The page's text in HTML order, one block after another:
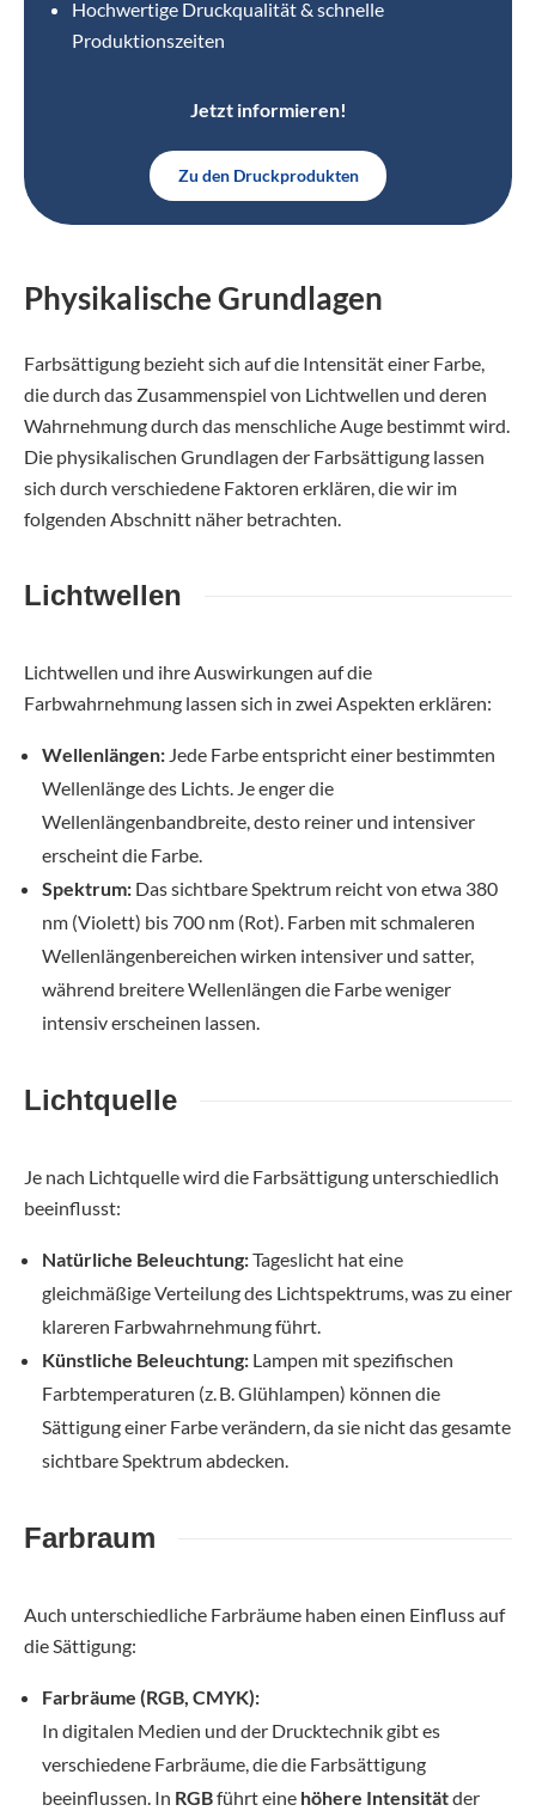
Hochwertige Druckqualität & schnelle
Produktionszeiten
Jetzt informieren!
Zu den Druckprodukten
Physikalische Grundlagen
Farbsättigung bezieht sich auf die Intensität einer Farbe,
die durch das Zusammenspiel von Lichtwellen und deren
Wahrnehmung durch das menschliche Auge bestimmt wird.
Die physikalischen Grundlagen der Farbsättigung lassen
sich durch verschiedene Faktoren erklären, die wir im
folgenden Abschnitt näher betrachten.
Lichtwellen
Lichtwellen und ihre Auswirkungen auf die
Farbwahrnehmung lassen sich in zwei Aspekten erklären:
Wellenlängen: Jede Farbe entspricht einer bestimmten
Wellenlänge des Lichts. Je enger die
Wellenlängenbandbreite, desto reiner und intensiver
erscheint die Farbe.
Spektrum: Das sichtbare Spektrum reicht von etwa 380
nm (Violett) bis 700 nm (Rot). Farben mit schmaleren
Wellenlängenbereichen wirken intensiver und satter,
während breitere Wellenlängen die Farbe weniger
intensiv erscheinen lassen.
Lichtquelle
Je nach Lichtquelle wird die Farbsättigung unterschiedlich
beeinflusst:
Natürliche Beleuchtung:Tageslicht hat eine
gleichmäßige Verteilung des Lichtspektrums, was zu einer
klareren Farbwahrnehmung führt.
Künstliche Beleuchtung: Lampen mit spezifischen
Farbtemperaturen (z. B. Glühlampen) können die
Sättigung einer Farbe verändern, da sie nicht das gesamte
sichtbare Spektrum abdecken.
Farbraum
Auch unterschiedliche Farbräume haben einen Einfluss auf
die Sättigung:
Farbräume (RGB, CMYK):
In digitalen Medien und der Drucktechnik gibt es
verschiedene Farbräume, die die Farbsättigung
beeinflussen. In RGBführt eine höhere Intensitätder